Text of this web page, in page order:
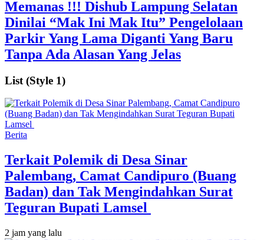
Memanas !!! Dishub Lampung Selatan
Dinilai “Mak Ini Mak Itu” Pengelolaan
Parkir Yang Lama Diganti Yang Baru
Tanpa Ada Alasan Yang Jelas
List (Style 1)
Berita
Terkait Polemik di Desa Sinar
Palembang, Camat Candipuro (Buang
Badan) dan Tak Mengindahkan Surat
Teguran Bupati Lamsel ‎
2 jam yang lalu